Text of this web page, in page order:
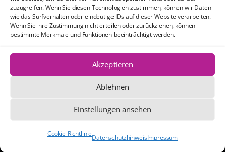
zuzugreifen. Wenn Sie diesen Technologien zustimmen, können wir Daten
wie das Surfverhalten oder eindeutige IDs auf dieser Website verarbeiten.
Wenn Sie ihre Zustimmung nicht erteilen oder zurückziehen, können
bestimmte Merkmale und Funktionen beeinträchtigt werden.
Akzeptieren
Ablehnen
Einstellungen ansehen
Cookie-RichtlinieDatenschutzhinweisImpressum
Anfahrt
TH Köln
Standort Köln-Mülheim
51063 Köln
Die Texte und Grafiken dieser Website
stehen, sofern nicht anders angegeben,
unter der Creative Commons-Lizenz CC